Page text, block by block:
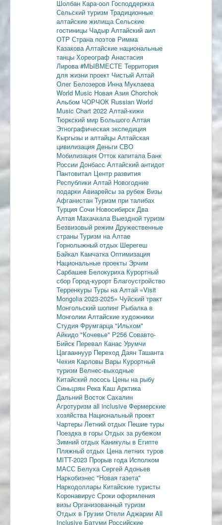
Шолбан Кара-оол Господдержка
Сельский туризм Традиционные
алтайские жилища Сельские
гостиницы Чадыр Алтайский аил
ОТР Страна поэтов Римма
Казакова Алтайские национальные
танцы Хореограф Анастасия
Лирова #МЫВМЕСТЕ Территория
для жизни проект Чистый Алтай
Олег Белозеров Инна Муклаева
World Music Новая Азия Chorchok
Альбом ЧОРЧОК Russian World
Music Chart 2022 Алтай-кижи
Тюркский мир Большого Алтая
Этнографическая экспедиция
Кыргызы и алтайцы Алтайская
цивилизация Деньги СВО
Мобилизация Отток капитала Банк
России Донбасс Алтайский антидот
Пантовитал Центр развития
Республики Алтай Новогодние
подарки Авиарейсы за рубеж Визы
Афганистан Туризм при талибах
Турция Сочи Новосибирск Два
Алтая Махачкала Выездной туризм
Безвизовый режим Дружественные
страны Туризм на Алтае
Горнолыжный отдых Шерегеш
Байкал Камчатка Оптимизация
Национальные проекты Эрчим
Сарбашев Белокуриха Курортный
сбор Город-курорт Благоустройство
Терренкуры Туры на Алтай «Visit
Mongolia 2023-2025» Чуйский тракт
Монгольский шопинг Рыбалка в
Монголии Алтайские художники
Студия Фрумгарца "Ильхом"
Айкидо "Кочевье" Р256 Совавто-
Бийск Перевал Канас Урумчи
Цагааннуур Переход Даян Ташанта
Чехия Карловы Вары Курортный
туризм Велнес-выходные
Китайский лосось Цены на рыбу
Синьцзян Река Каш Арктика
Дальний Восток Сахалин
Агротуризм all inclusive Фермерские
хозяйства Национальный проект
Чартеры Летний отдых Пешие туры
Поездка в горы Отдых за рубежом
Зимний отдых Каникулы в Египте
Пляжный отдых Цена летних туров
MITT-2023 Прорыв года Исполком
МАСС Белуха Сергей Адоньев
Наркобизнес "Новая газета"
Наркодоллары Китайские туристы
Коронавирус Сроки оформления
визы Организованный туризм
Отдых в Грузии Отели Аджарии All
Inclusive Батуми Российские